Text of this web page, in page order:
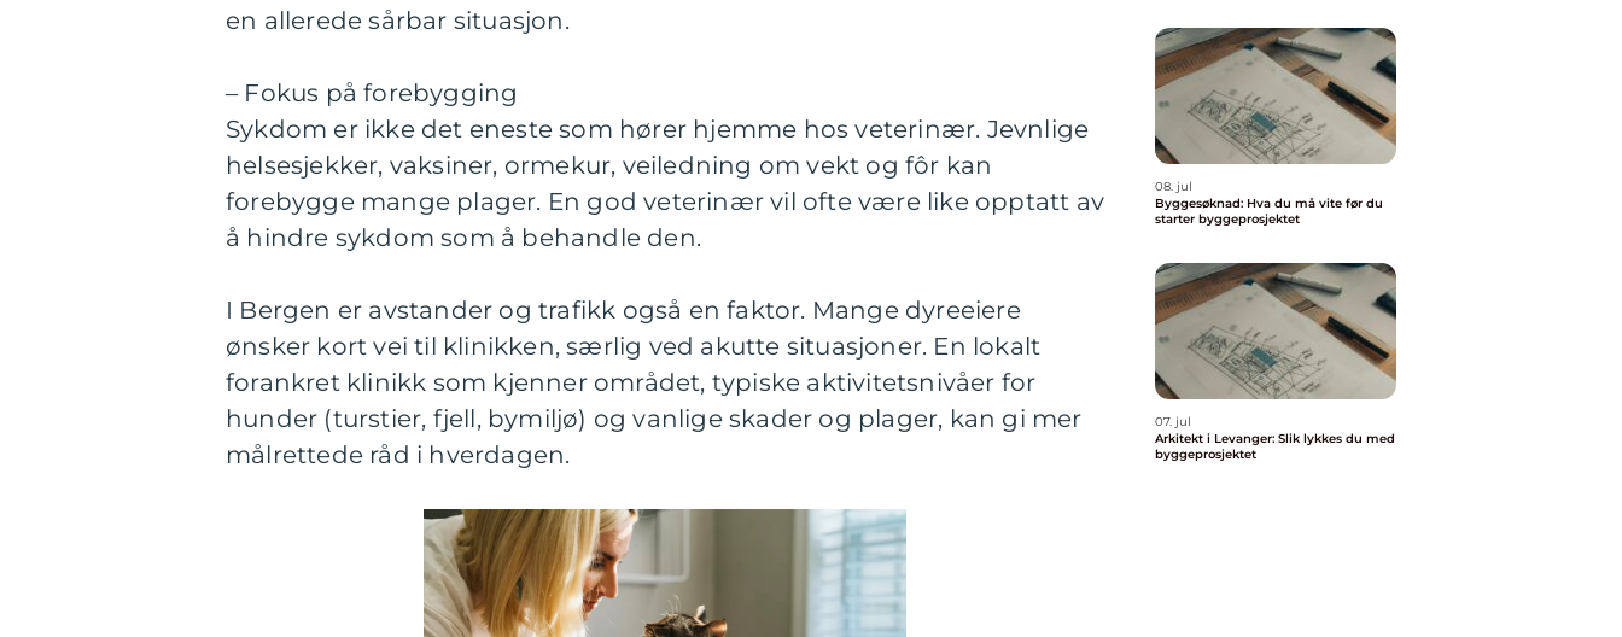
en allerede sårbar situasjon.
– Fokus på forebygging
Sykdom er ikke det eneste som hører hjemme hos veterinær. Jevnlige
helsesjekker, vaksiner, ormekur, veiledning om vekt og fôr kan
forebygge mange plager. En god veterinær vil ofte være like opptatt av
å hindre sykdom som å behandle den.
I Bergen er avstander og trafikk også en faktor. Mange dyreeiere
ønsker kort vei til klinikken, særlig ved akutte situasjoner. En lokalt
forankret klinikk som kjenner området, typiske aktivitetsnivåer for
hunder (turstier, fjell, bymiljø) og vanlige skader og plager, kan gi mer
målrettede råd i hverdagen.
08. jul
Byggesøknad: Hva du må vite før du
starter byggeprosjektet
07. jul
Arkitekt i Levanger: Slik lykkes du med
byggeprosjektet